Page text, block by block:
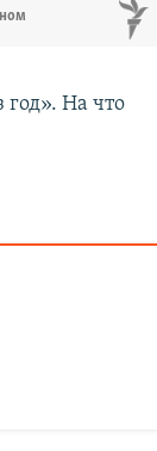
год». На что